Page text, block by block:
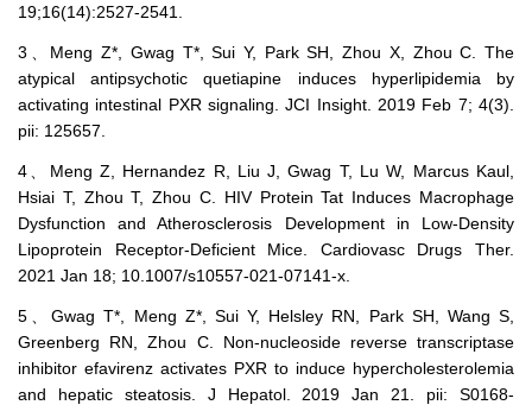
19;16(14):2527-2541.
3、Meng Z*, Gwag T*, Sui Y, Park SH, Zhou X, Zhou C. The
atypical antipsychotic quetiapine induces hyperlipidemia by
activating intestinal PXR signaling. JCI Insight. 2019 Feb 7; 4(3).
pii: 125657.
4、Meng Z, Hernandez R, Liu J, Gwag T, Lu W, Marcus Kaul,
Hsiai T, Zhou T, Zhou C. HIV Protein Tat Induces Macrophage
Dysfunction and Atherosclerosis Development in Low-Density
Lipoprotein Receptor-Deficient Mice. Cardiovasc Drugs Ther.
2021 Jan 18; 10.1007/s10557-021-07141-x.
5、Gwag T*, Meng Z*, Sui Y, Helsley RN, Park SH, Wang S,
Greenberg RN, Zhou C. Non-nucleoside reverse transcriptase
inhibitor efavirenz activates PXR to induce hypercholesterolemia
and hepatic steatosis. J Hepatol. 2019 Jan 21. pii: S0168-